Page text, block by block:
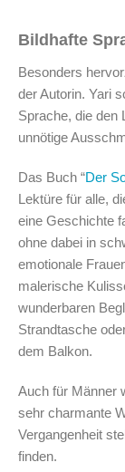
Bildhafte
Besonders
der Autorin. Yari
Sprache, die den
unnötige
Das Buch “Der
Lektüre für alle,
eine Geschichte
ohne dabei in
emotionale
malerische
wunderbaren
Strandtasche
dem Balkon.
Auch für Männer
sehr charmante
Vergangenheit
finden.